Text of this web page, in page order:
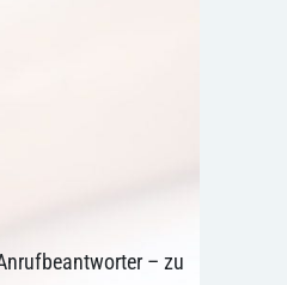
– zu